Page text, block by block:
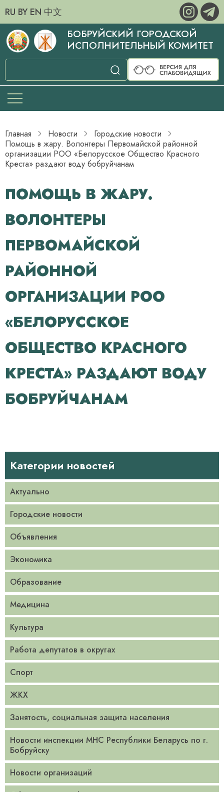
RU BY EN 中文
БОБРУЙСКИЙ ГОРОДСКОЙ
ИСПОЛНИТЕЛЬНЫЙ КОМИТЕТ
Главная Новости
Городские новости
Помощь в жару. Волонтеры Первомайской районной
организации РОО «Белорусское Общество Красного
Креста» раздают воду бобруйчанам
ПОМОЩЬ В ЖАРУ.
ВОЛОНТЕРЫ
ПЕРВОМАЙСКОЙ
РАЙОННОЙ
ОРГАНИЗАЦИИ РОО
«БЕЛОРУССКОЕ
ОБЩЕСТВО КРАСНОГО
КРЕСТА» РАЗДАЮТ ВОДУ
БОБРУЙЧАНАМ
Категории новостей
Актуально
Городские новости
Объявления
Экономика
Образование
Медицина
Культура
Работа депутатов в округах
Спорт
ЖКХ
Занятость, социальная защита населения
Новости инспекции МНС Республики Беларусь по г.
Бобруйску
Новости организаций